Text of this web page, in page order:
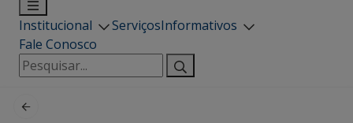
Institucional ServiçosInformativos
Fale Conosco
Pesquisar
por: